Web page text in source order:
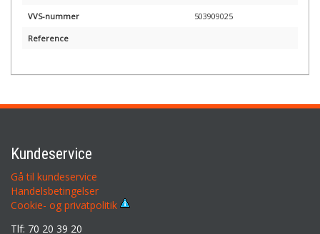
VVS-nummer 503909025
Reference
Kundeservice
Gå til kundeservice
Handelsbetingelser
Cookie- og privatpolitik
Tlf: 70 20 39 20